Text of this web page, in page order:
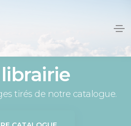
tirés de notre catalogue.